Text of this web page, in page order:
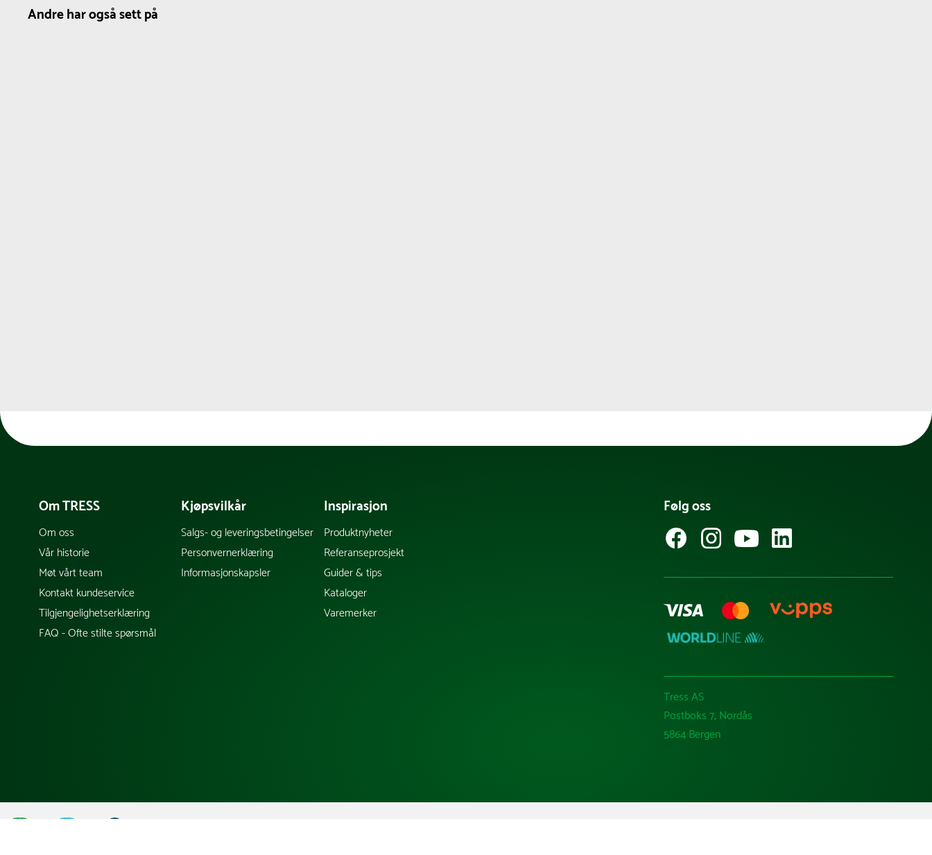
Andre har også sett på
Om TRESS
Om oss
Vår historie
Møt vårt team
Kontakt kundeservice
Tilgjengelighetserklæring
FAQ - Ofte stilte spørsmål
Kjøpsvilkår
Salgs- og leveringsbetingelser
Personvernerklæring
Informasjonskapsler
Inspirasjon
Produktnyheter
Referanseprosjekt
Guider & tips
Kataloger
Varemerker
Følg oss
Tress AS
Postboks 7, Nordås
5864 Bergen